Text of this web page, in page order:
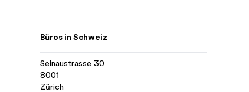
Büros in Schweiz
Selnaustrasse 30
8001
Zürich